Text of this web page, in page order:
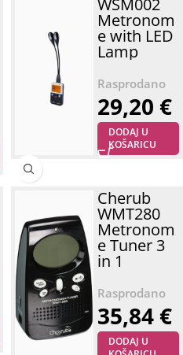
WSM002
Metronom
e with LED
Lamp
29,20 €
DODAJ U
KOŠARICU
Cherub
WMT280
Metronom
e Tuner 3
in 1
35,84 €
DODAJ U